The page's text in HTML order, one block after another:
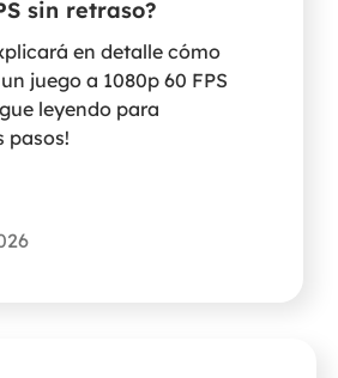
sin retraso?
en detalle cómo
juego a 1080p 60 FPS
leyendo para
pasos!